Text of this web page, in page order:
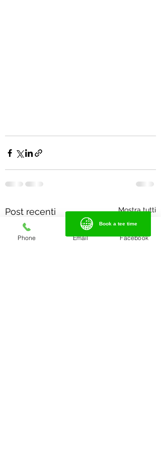
Post recenti Mostra tutti
Phone Email Facebook
Book a tee time
Book a tee time